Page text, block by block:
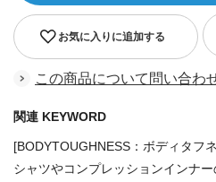
お気に入りに追加する
この商品について問い合わ
関連 KEYWORD
[BODYTOUGHNESS：ボディタフ
シャツやコンプレッションインナ